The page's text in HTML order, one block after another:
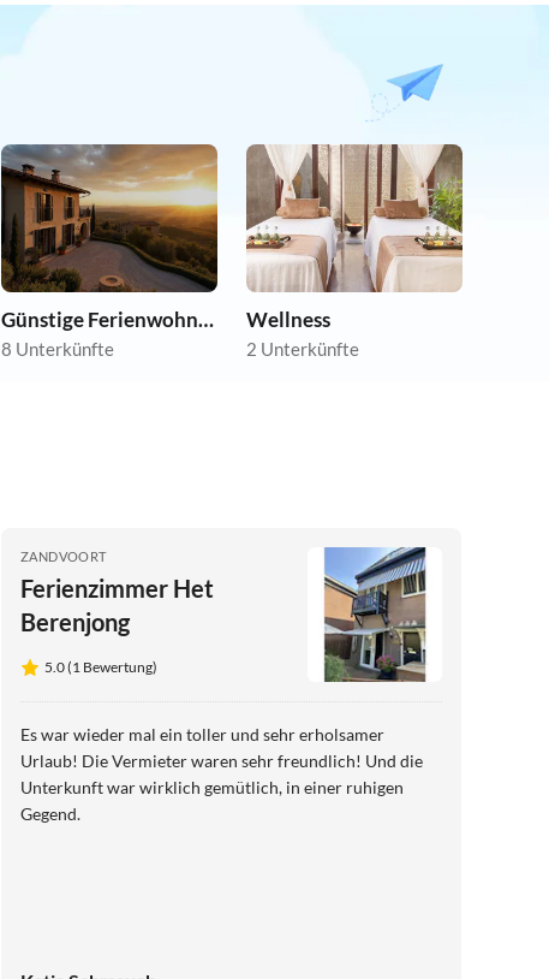
Günstige Ferienwohnungen
8 Unterkünfte
Wellness
2 Unterkünfte
ZANDVOORT
Ferienzimmer Het
Berenjong
5.0 (1 Bewertung)
Es war wieder mal ein toller und sehr erholsamer
Urlaub! Die Vermieter waren sehr freundlich! Und die
Unterkunft war wirklich gemütlich, in einer ruhigen
Gegend.